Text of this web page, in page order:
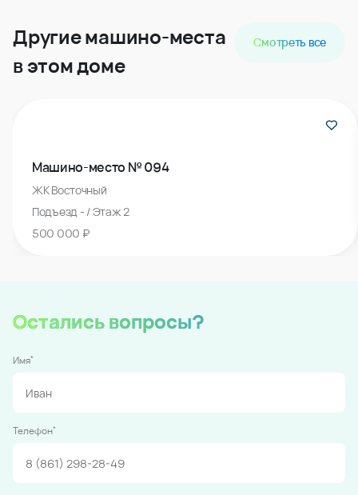
Другие машино-места
в этом доме
Смотреть все
Машино-место № 094
ЖК Восточный
Подъезд - / Этаж 2
500 000 ₽
Остались вопросы?
Имя*
Телефон*